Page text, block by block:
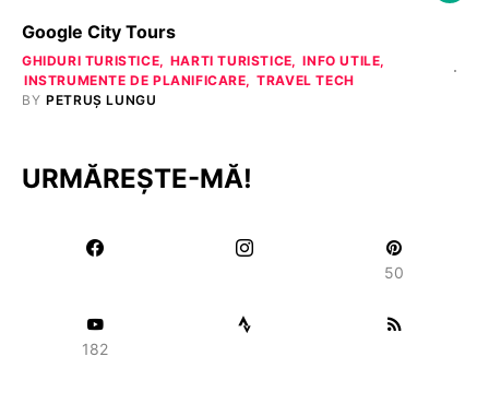
Google City Tours
GHIDURI TURISTICE HARTI TURISTICE
INFO UTILE
INSTRUMENTE DE PLANIFICARE
TRAVEL TECH
BY PETRUȘ LUNGU
URMĂREȘTE-MĂ!
50
182